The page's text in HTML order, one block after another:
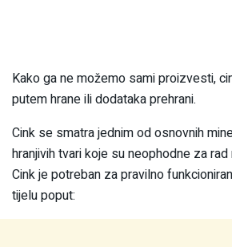
Kako ga ne možemo sami proizvesti,
putem hrane ili dodataka prehrani.
Cink se smatra jednim od osnovnih
hranjivih tvari koje su neophodne za
Cink je potreban za pravilno
tijelu poput: